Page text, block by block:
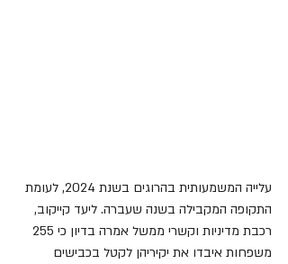
עלייה המשמעותית בהרוגים בשנת 2024, לעומת
התקופה המקבילה בשנה שעברה. ליעד קייקוב,
משפחות איבדו את יקיריהן לקטל בכבישים